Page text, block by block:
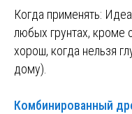
Когда применять:
любых грунтах, кроме
хорош, когда нельзя
дому).
Комбинированный